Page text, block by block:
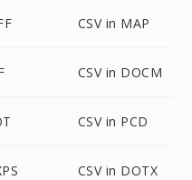
CSV in MAP
CSV in DOCM
CSV in PCD
CSV in DOTX